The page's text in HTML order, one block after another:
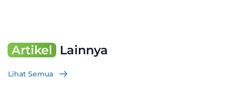
Artikel Lainnya
Lihat Semua